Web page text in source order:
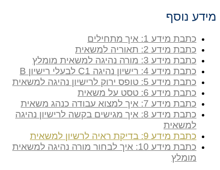
מידע נוסף
כתבת מידע 1: איך מתחילים
כתבת מידע 2: תאוריה למשאית
כתבת מידע 3: מורה נהיגה למשאית מומלץ
כתבת מידע 4: רישיון נהיגה C1 לבעלי רישיון B
כתבת מידע 5: טופס ירוק לרישיון נהיגה למשאית
כתבת מידע 6: טסט על משאית
כתבת מידע 7: איך למצוא עבודה כנהג משאית
כתבת מידע 8: איך מגישים בקשה לרישיון נהיגה
למשאית
כתבת מידע 9: בדיקת ראיה לרשיון למשאית
כתבת מידע 10: איך לבחור מורה נהיגה למשאית
מומלץ